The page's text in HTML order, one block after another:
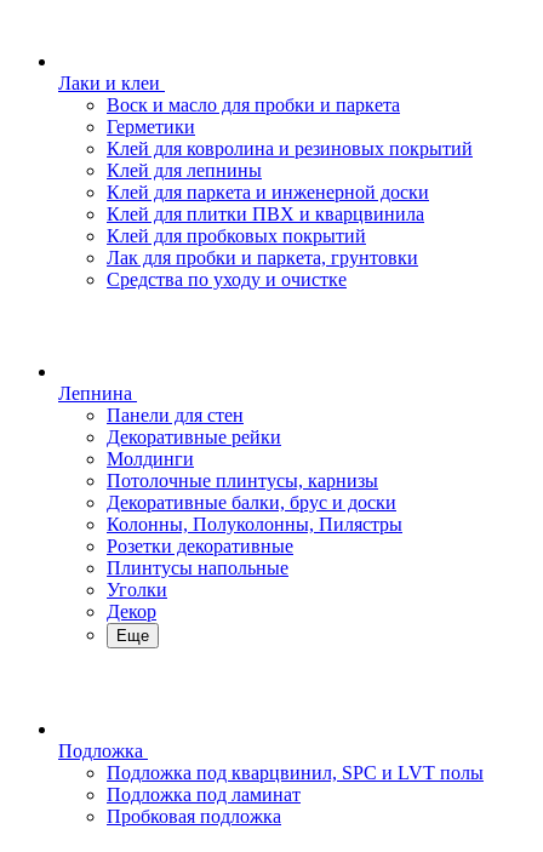
Лаки и клеи
Воск и масло для пробки и паркета
Герметики
Клей для ковролина и резиновых покрытий
Клей для лепнины
Клей для паркета и инженерной доски
Клей для плитки ПВХ и кварцвинила
Клей для пробковых покрытий
Лак для пробки и паркета, грунтовки
Средства по уходу и очистке
Лепнина
Панели для стен
Декоративные рейки
Молдинги
Потолочные плинтусы, карнизы
Декоративные балки, брус и доски
Колонны, Полуколонны, Пилястры
Розетки декоративные
Плинтусы напольные
Уголки
Декор
Еще
Подложка
Подложка под кварцвинил, SPC и LVT полы
Подложка под ламинат
Пробковая подложка